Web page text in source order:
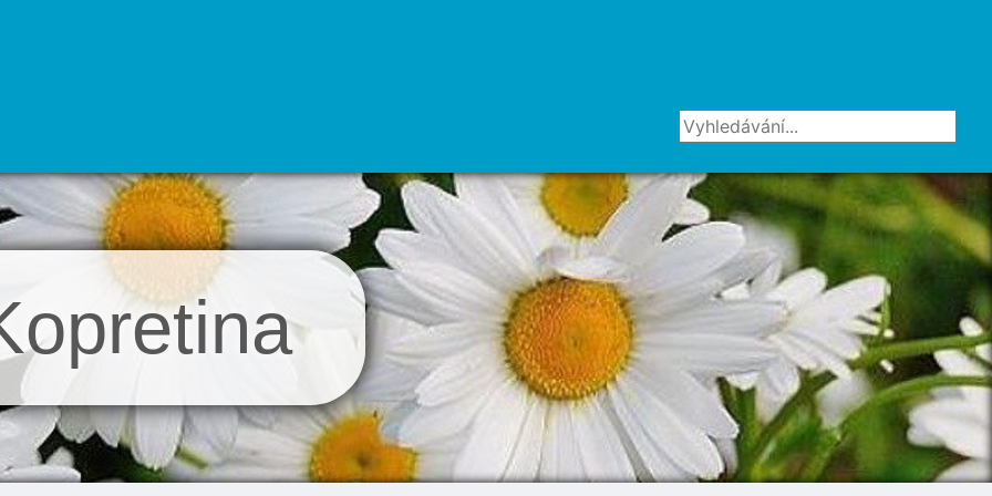
Vyhledávání...